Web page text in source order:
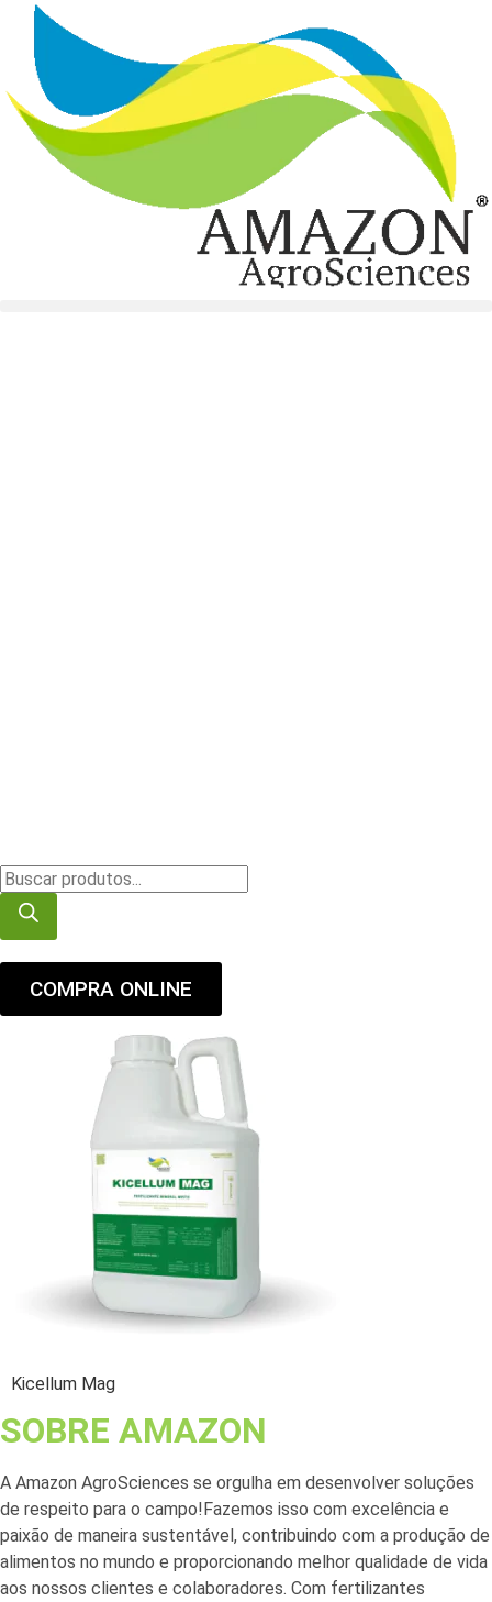
COMPRA ONLINE
Kicellum Mag
SOBRE AMAZON
A Amazon AgroSciences se orgulha em desenvolver soluções
de respeito para o campo!Fazemos isso com excelência e
paixão de maneira sustentável, contribuindo com a produção de
alimentos no mundo e proporcionando melhor qualidade de vida
aos nossos clientes e colaboradores. Com fertilizantes